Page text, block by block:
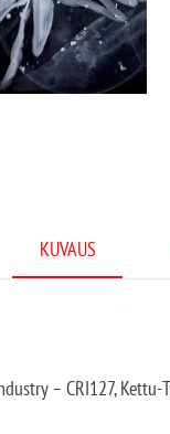
KUVAUS
– CRI127,